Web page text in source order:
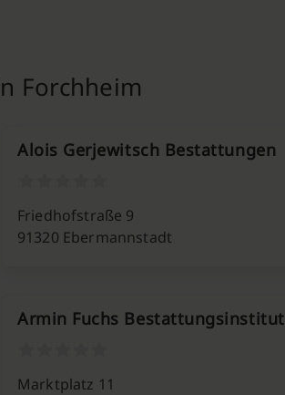
Forchheim
Alois Gerjewitsch Bestattungen
Friedhofstraße 9
91320 Ebermannstadt
Armin Fuchs Bestattungsinstitut
Marktplatz 11